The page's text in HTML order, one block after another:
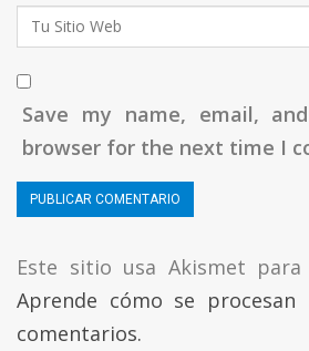
Save my name, email,
browser for the next time I
Este sitio usa Akismet
Aprende cómo se
comentarios.